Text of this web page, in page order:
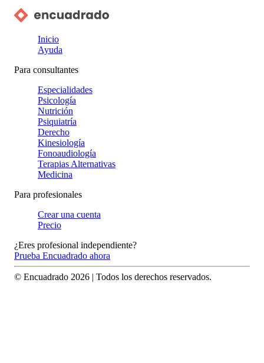
Inicio
Ayuda
Para consultantes
Especialidades
Psicología
Nutrición
Psiquiatría
Derecho
Kinesiología
Fonoaudiología
Terapias Alternativas
Medicina
Para profesionales
Crear una cuenta
Precio
¿Eres profesional independiente?
Prueba Encuadrado ahora
© Encuadrado 2026 | Todos los derechos reservados.